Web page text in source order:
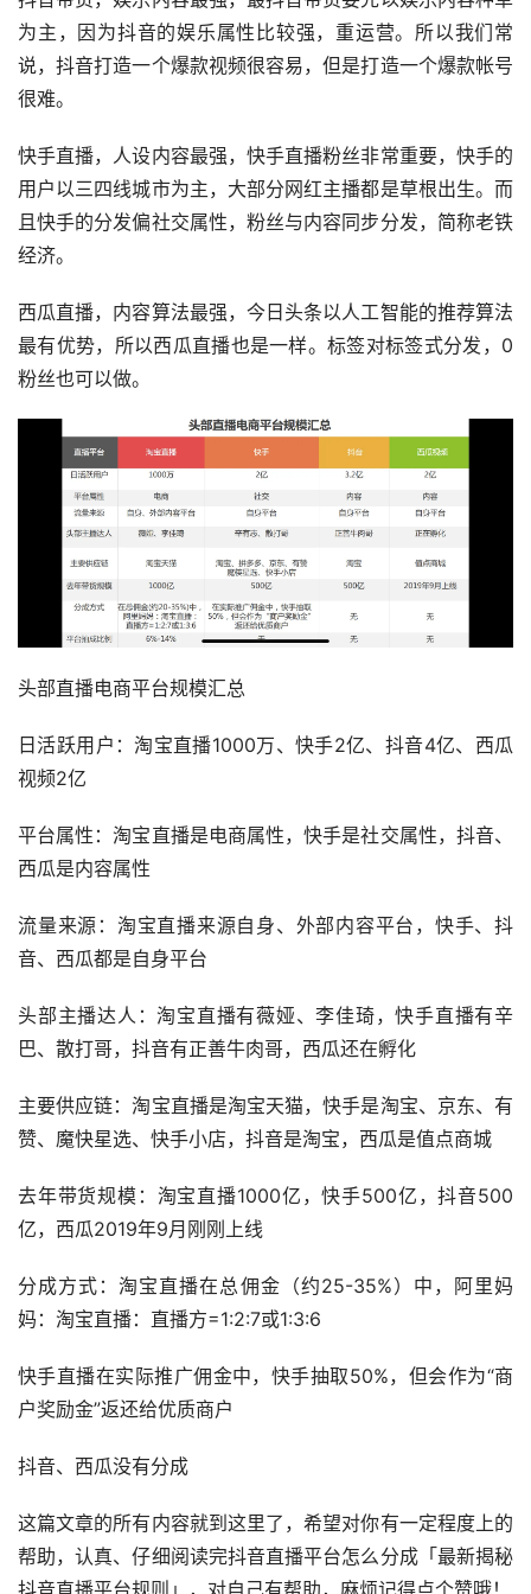
为主，因为抖音的娱乐属性比较强，重运营。所以我们常
说，抖音打造一个爆款视频很容易，但是打造一个爆款帐号
很难。
快手直播，人设内容最强，快手直播粉丝非常重要，快手的
用户以三四线城市为主，大部分网红主播都是草根出生。而
且快手的分发偏社交属性，粉丝与内容同步分发，简称老铁
经济。
西瓜直播，内容算法最强，今日头条以人工智能的推荐算法
最有优势，所以西瓜直播也是一样。标签对标签式分发，0
粉丝也可以做。
头部直播电商平台规模汇总
日活跃用户：淘宝直播1000万、快手2亿、抖音4亿、西瓜
视频2亿
平台属性：淘宝直播是电商属性，快手是社交属性，抖音、
西瓜是内容属性
流量来源：淘宝直播来源自身、外部内容平台，快手、抖
音、西瓜都是自身平台
头部主播达人：淘宝直播有薇娅、李佳琦，快手直播有辛
巴、散打哥，抖音有正善牛肉哥，西瓜还在孵化
主要供应链：淘宝直播是淘宝天猫，快手是淘宝、京东、有
赞、魔快星选、快手小店，抖音是淘宝，西瓜是值点商城
去年带货规模：淘宝直播1000亿，快手500亿，抖音500
亿，西瓜2019年9月刚刚上线
分成方式：淘宝直播在总佣金（约25-35%）中，阿里妈
妈：淘宝直播：直播方=1:2:7或1:3:6
快手直播在实际推广佣金中，快手抽取50%，但会作为“商
户奖励金”返还给优质商户
抖音、西瓜没有分成
这篇文章的所有内容就到这里了，希望对你有一定程度上的
帮助，认真、仔细阅读完抖音直播平台怎么分成「最新揭秘